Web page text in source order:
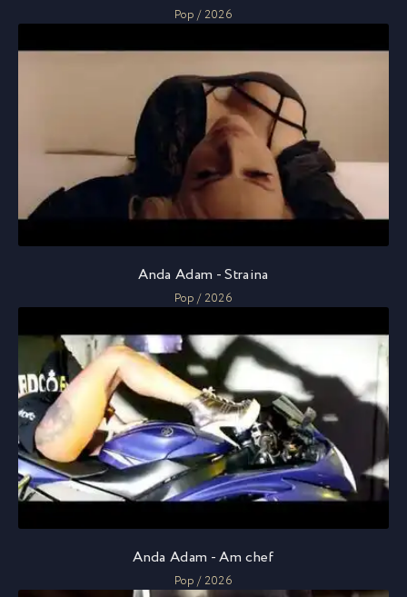
Pop / 2026
Anda Adam - Straina
Pop / 2026
Anda Adam - Am chef
Pop / 2026